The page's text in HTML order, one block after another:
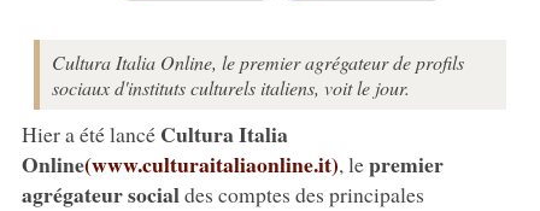
Cultura Italia Online, le premier agrégateur de profils
sociaux d'instituts culturels italiens, voit le jour.
Hier a été lancé Cultura Italia
Online(www.culturaitaliaonline.it), lepremier
agrégateur socialdes comptes des principales